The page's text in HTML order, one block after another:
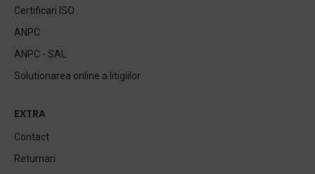
Certificari ISO
ANPC
ANPC - SAL
Solutionarea online a litigiilor
EXTRA
Contact
Returnari